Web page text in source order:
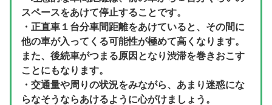
スペースをあけて停止することです。
・正直車１台分車間距離をあけていると、その間に
他の車が入ってくる可能性が極めて高くなります。
また、後続車がつまる原因となり渋滞を巻きおこす
ことにもなります。
・交通量や周りの状況をみながら、あまり迷惑にな
らなそうならあけるように心がけましょう。